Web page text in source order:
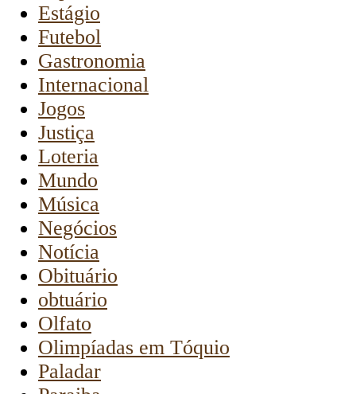
Estágio
Futebol
Gastronomia
Internacional
Jogos
Justiça
Loteria
Mundo
Música
Negócios
Notícia
Obituário
obtuário
Olfato
Olimpíadas em Tóquio
Paladar